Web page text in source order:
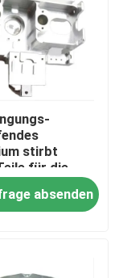
stirbt
für die
absenden